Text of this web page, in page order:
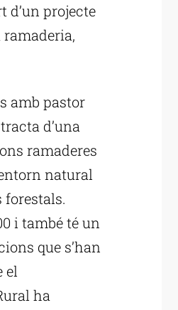
d’un projecte
amb pastor
d’una
ramaderes
natural
i també té un
que s’han
el
ha